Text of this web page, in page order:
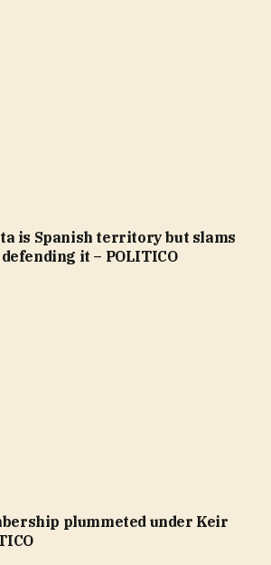
is Spanish territory but slams
it – POLITICO
plummeted under Keir